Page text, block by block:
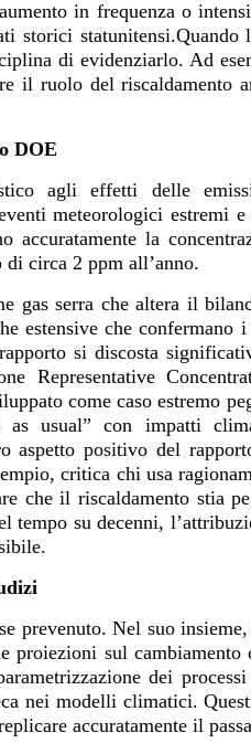
in frequenza o
storici statunitensi.Quando
di evidenziarlo. Ad
il ruolo del riscaldamento
DOE
agli effetti delle
meteorologici estremi e
accuratamente la
circa 2 ppm all’anno.
gas serra che altera il
estensive che confermano
si discosta
Representative
come caso estremo
as usual” con impatti
aspetto positivo del
critica chi usa
che il riscaldamento stia
tempo su decenni,
prevenuto. Nel suo
proiezioni sul
dei
nei modelli climatici.
accuratamente il